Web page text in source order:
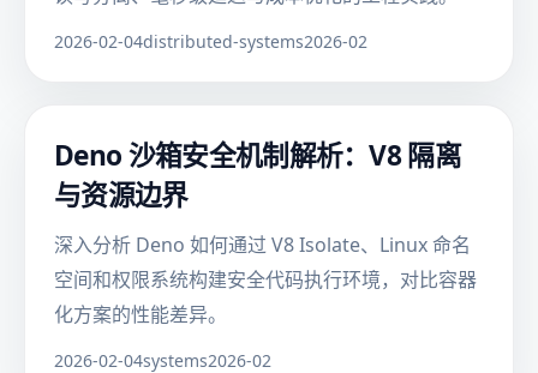
2026-02-04distributed-systems2026-02
Deno 沙箱安全机制解析：V8 隔离
与资源边界
深入分析 Deno 如何通过 V8 Isolate、Linux 命名
空间和权限系统构建安全代码执行环境，对比容器
化方案的性能差异。
2026-02-04systems2026-02